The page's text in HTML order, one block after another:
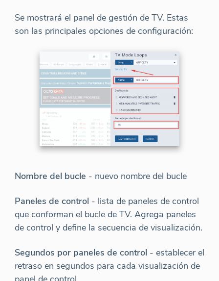
Se mostrará el panel de gestión de TV. Estas
son las principales opciones de configuración:
Nombre del bucle - nuevo nombre del bucle
Paneles de control - lista de paneles de control
que conforman el bucle de TV. Agrega paneles
de control y define la secuencia de visualización.
Segundos por paneles de control - establecer el
retraso en segundos para cada visualización de